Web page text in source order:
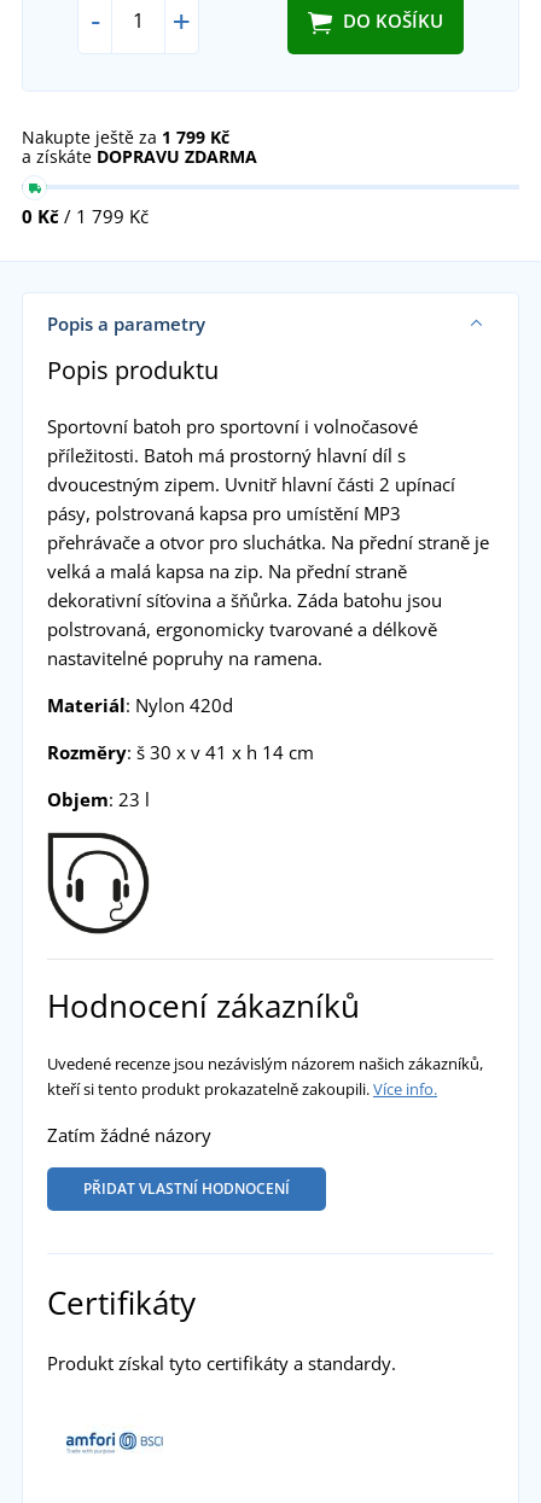
- + DO KOŠÍKU
Nakupte ještě za 1 799 Kč
a získáte DOPRAVU ZDARMA
0 Kč / 1 799 Kč
Popis a parametry
Popis produktu
Sportovní batoh pro sportovní i volnočasové
příležitosti. Batoh má prostorný hlavní díl s
dvoucestným zipem. Uvnitř hlavní části 2 upínací
pásy, polstrovaná kapsa pro umístění MP3
přehrávače a otvor pro sluchátka. Na přední straně je
velká a malá kapsa na zip. Na přední straně
dekorativní síťovina a šňůrka. Záda batohu jsou
polstrovaná, ergonomicky tvarované a délkově
nastavitelné popruhy na ramena.
Materiál: Nylon 420d
Rozměry: š 30 x v 41 x h 14 cm
Objem: 23 l
Hodnocení zákazníků
Uvedené recenze jsou nezávislým názorem našich zákazníků,
kteří si tento produkt prokazatelně zakoupili.Více info.
Zatím žádné názory
PŘIDAT VLASTNÍ HODNOCENÍ
Certifikáty
Produkt získal tyto certifikáty a standardy.